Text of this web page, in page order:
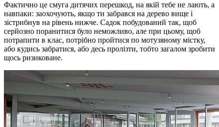
Фактично це смуга дитячих перешкод, на якій тебе не лають, а
навпаки: заохочують, якщо ти забрався на дерево вище і
зістрибнув на рівень нижче. Садок побудований так, щоб
серйозно поранитися було неможливо, але при цьому, щоб
потрапити в клас, потрібно пройтися по мотузяному містку,
або кудись забратися, або десь пролізти, тобто загалом зробити
щось ризиковане.